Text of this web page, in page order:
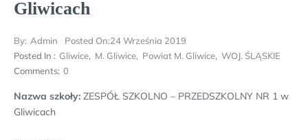
Gliwicach
By: Admin Posted On:24 Września 2019
Posted In : Gliwice, M. Gliwice, Powiat M. Gliwice, WOJ. ŚLĄSKIE
Comments: 0
Nazwa szkoły: ZESPÓŁ SZKOLNO – PRZEDSZKOLNY NR 1 w
Gliwicach